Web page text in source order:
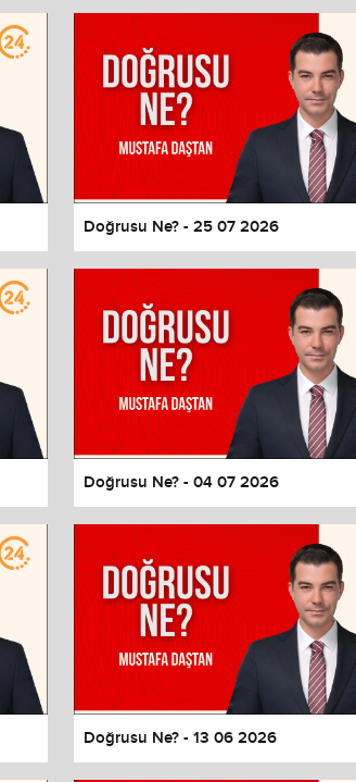
dialog
and close the window.
Done
Doğrusu Ne? - 25 07 2026
Doğrusu Ne? - 04 07 2026
Doğrusu Ne? - 13 06 2026